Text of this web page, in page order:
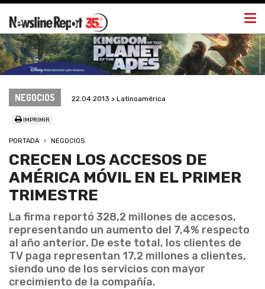
NEGOCIOS 22.04.2013 > Latinoamérica
IMPRIMIR
PORTADA NEGOCIOS
CRECEN LOS ACCESOS DE
AMÉRICA MÓVIL EN EL PRIMER
TRIMESTRE
La firma reportó 328,2 millones de accesos,
representando un aumento del 7,4% respecto
al año anterior. De este total, los clientes de
TV paga representan 17,2 millones a clientes,
siendo uno de los servicios con mayor
crecimiento de la compañía.